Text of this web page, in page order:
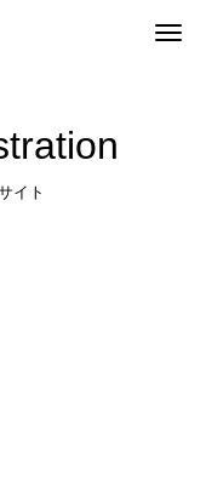
イト